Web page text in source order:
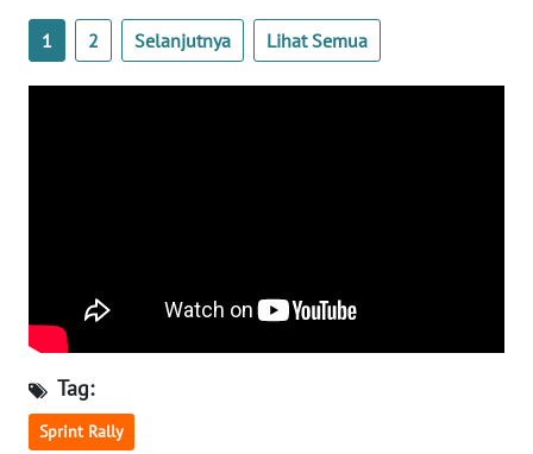
1 2 Selanjutnya Lihat Semua
Tag:
Sprint Rally
SULTRA
WN
WN
BABEL
WN